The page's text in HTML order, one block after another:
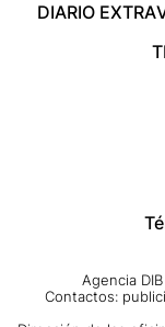
DIARIO EXTRA
Agencia
Contactos: